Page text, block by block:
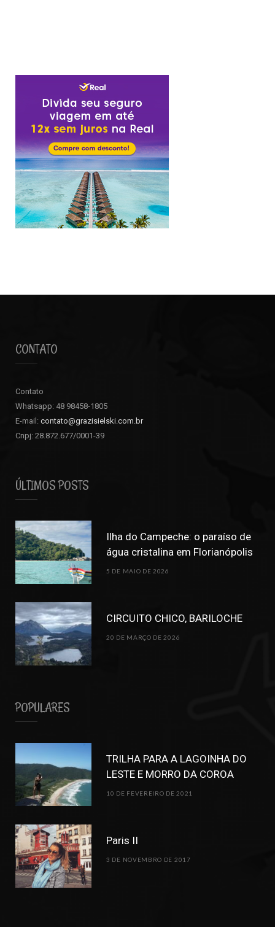
CONTATO
Contato
Whatsapp: 48 98458-1805
E-mail: contato@grazisielski.com.br
Cnpj: 28.872.677/0001-39
ÚLTIMOS POSTS
Ilha do Campeche: o paraíso de
água cristalina em Florianópolis
5 DE MAIO DE 2026
CIRCUITO CHICO, BARILOCHE
20 DE MARÇO DE 2026
POPULARES
TRILHA PARA A LAGOINHA DO
LESTE E MORRO DA COROA
10 DE FEVEREIRO DE 2021
Paris II
3 DE NOVEMBRO DE 2017